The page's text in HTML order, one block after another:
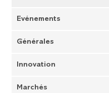
Evénements
Générales
Innovation
Marchés